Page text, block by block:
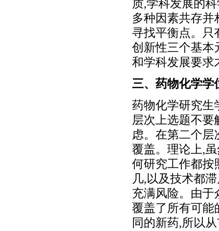
质,学科发展的
多种因素共存并
寻找平衡点。只
创新性三个基本
和学科发展要求
三、药物化学学
药物化学研究生
层次上选题不
虑。在第二个层
覆盖。理论上,
何研究工作都按
几,以及技术都
充满风险。由于
覆盖了所有可能
同的新药,所以